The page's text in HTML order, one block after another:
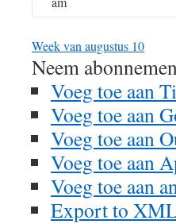
Week van augustus 10
Neem
Voeg toe aan
Voeg toe aan
Voeg toe aan
Voeg toe aan
Voeg toe aan
Export to